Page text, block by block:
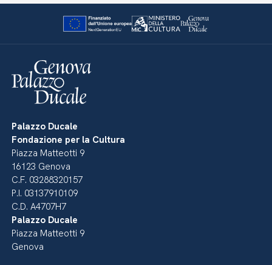
Palazzo Ducale
Fondazione per la Cultura
Piazza Matteotti 9
16123 Genova
C.F. 03288320157
P.I. 03137910109
C.D. A4707H7
Palazzo Ducale
Piazza Matteotti 9
Genova